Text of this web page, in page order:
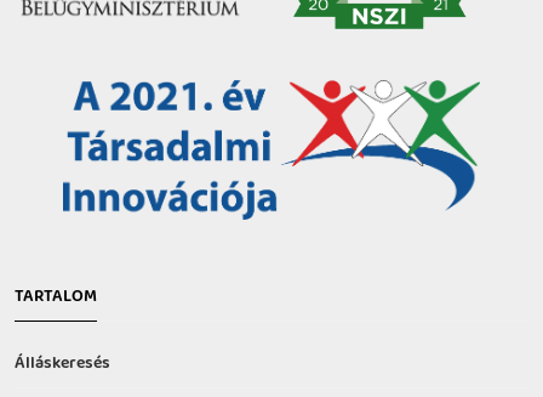
TARTALOM
Álláskeresés